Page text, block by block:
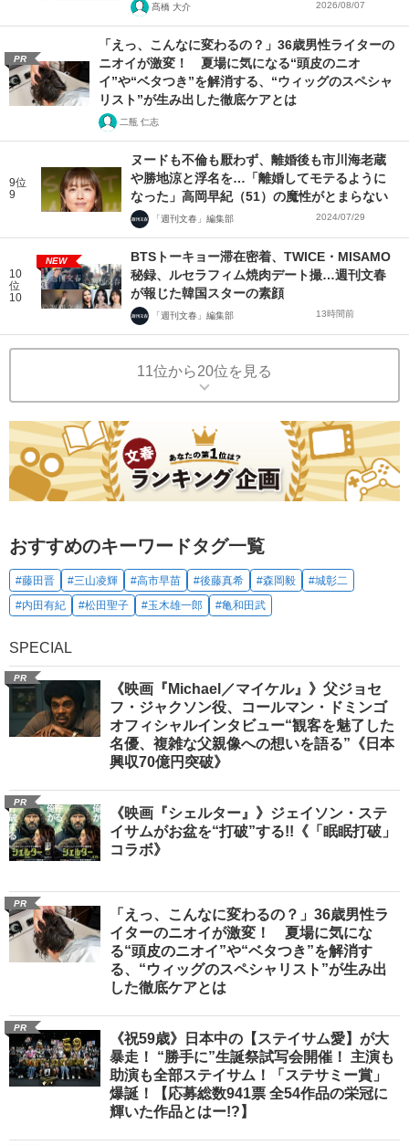
髙橋 大介 2026/08/07
PR
「えっ、こんなに変わるの？」36歳男性ライターの
ニオイが激変！ 夏場に気になる“頭皮のニオ
イ”や“ベタつき”を解消する、“ウィッグのスペシャ
リスト”が生み出した徹底ケアとは
二瓶 仁志
9位
9
ヌードも不倫も厭わず、離婚後も市川海老蔵
や勝地涼と浮名を…「離婚してモテるように
なった」高岡早紀（51）の魔性がとまらない
「週刊文春」編集部 2024/07/29
10
位
10
NEW
BTSトーキョー滞在密着、TWICE・MISAMO
秘録、ルセラフィム焼肉デート撮…週刊文春
が報じた韓国スターの素顔
「週刊文春」編集部 13時間前
11位から20位を見る
おすすめのキーワードタグ一覧
#藤田晋 #三山凌輝 #高市早苗 #後藤真希 #森岡毅
#城彰二
#内田有紀
#松田聖子 #玉木雄一郎 #亀和田武
SPECIAL
PR
《映画『Michael／マイケル』》父ジョセ
フ・ジャクソン役、コールマン・ドミンゴ
オフィシャルインタビュー“観客を魅了した
名優、複雑な父親像への想いを語る”《日本
興収70億円突破》
PR
《映画『シェルター』》ジェイソン・ステ
イサムがお盆を“打破”する!!《「眠眠打破」
コラボ》
PR
「えっ、こんなに変わるの？」36歳男性ラ
イターのニオイが激変！ 夏場に気にな
る“頭皮のニオイ”や“ベタつき”を解消す
る、“ウィッグのスペシャリスト”が生み出
した徹底ケアとは
PR
《祝59歳》日本中の【ステイサム愛】が大
暴走！ “勝手に”生誕祭試写会開催！ 主演も
助演も全部ステイサム！「ステサミー賞」
爆誕！【応募総数941票 全54作品の栄冠に
輝いた作品とはー!?】